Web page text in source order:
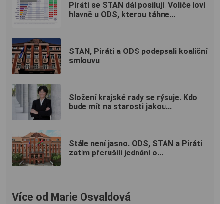
Piráti se STAN dál posilují. Voliče loví
hlavně u ODS, kterou táhne...
STAN, Piráti a ODS podepsali koaliční
smlouvu
Složení krajské rady se rýsuje. Kdo
bude mít na starosti jakou...
Stále není jasno. ODS, STAN a Piráti
zatím přerušili jednání o...
Více od Marie Osvaldová